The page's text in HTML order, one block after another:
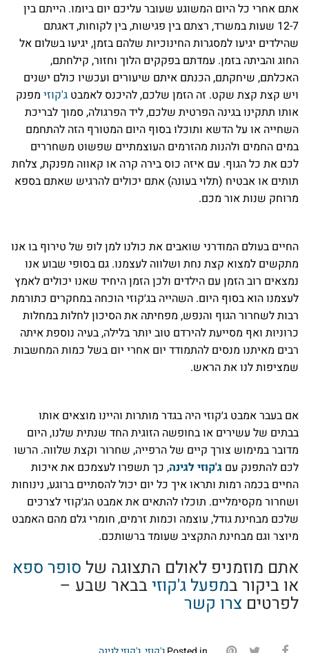
אתם אחרי כל היום המשוגע שעובר עליכם יום ביומו. הייתם בין
12-7 שעות במשרד, רצתם בין פגישות, בין לקוחות, דאגתם
שהילדים יגיעו למסגרות החינוכיות שלהם בזמן, יגיעו בשלום אל
החוג והביתה בזמן. עמדתם בפקקים הלוך וחזור, קילחתם,
האכלתם, שיחקתם, הכנתם איתם שיעורים ועכשיו כולם ישנים
ויש קצת קצת שקט. זה הזמן שלכם, להיכנס לאמבט ג'קוזי מפנק
אותו תתקינו בגינה הפרטית שלכם, ליד הפרגולה, סמוך לבריכת
השחייה או על הדשא ותוכלו בסוף היום המטורף הזה להתחמם
במים החמים ולהנות מהזרמים העוצמתיים שפשוט משחררים
לכם את כל הגוף. עם איזה כוס בירה קרה או קאווה מפנקת, צלחת
תותים או אבטיח (תלוי בעונה) אתם יכולים להרגיש שאתם בספא
מרוחק שנות אור מכם.
החיים בעולם המודרני שואבים את כולנו למן לופ של טירוף בו אנו
מתקשים למצוא קצת נחת ושלווה לעצמנו. גם בסופי שבוע אנו
נמצאים רוב הזמן עם הילדים ולכן הזמן היחיד שאנו יכולים לאמץ
לעצמנו הוא בסוף היום. השהייה בג׳קוזי הוכחה במחקרים כתורמת
רבות לשחרור הגוף והנפש, מפחיתה את הסיכון לחלות במחלות
כרוניות ואף מסייעת להירדם טוב יותר בלילה, בעיה נוספת איתה
רבים מאיתנו מנסים להתמודד יום אחרי יום בשל כמות המחשבות
שמציפות לנו את הראש.
אם בעבר אמבט ג׳קוזי היה בגדר מותרות והיינו מוצאים אותו
בבתים של עשירים או בחופשה הזוגית החד שנתית שלנו, היום
מדובר במימוש צורך קיים של הרפייה, שחרור וקצת שלווה. הרשו
לכם להתפנק עם ג'קוזי לגינה, כך תשפרו לעצמכם את איכות
החיים בכמה רמות ותראו איך כל יום יכול להסתיים ברוגע, נינוחות
ושחרור מקסימליים. תוכלו להתאים את אמבט הג׳קוזי לצרכים
שלכם מבחינת גודל, עוצמה וכמות זרמים, חומרי גלם מהם האמבט
מיוצר וגם מבחינת התקציב שעומד ברשותכם.
אתם מוזמניפ לאולם התצוגה של סופר ספא
או ביקור במפעל ג'קוזי בבאר שבע –
לפרטים צרו קשר